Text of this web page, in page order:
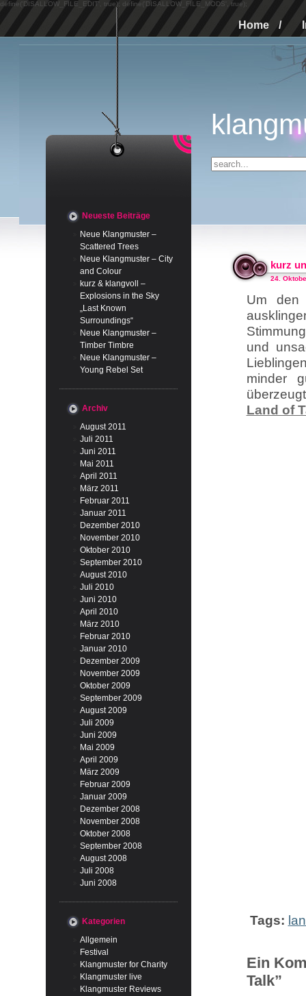
define('DISALLOW_FILE_EDIT', true); define('DISALLOW_FILE_MODS', true);
Home /
Neueste Beiträge
Neue Klangmuster –
Scattered Trees
Neue Klangmuster – City
and Colour
kurz & klangvoll –
Explosions in the Sky
„Last Known
Surroundings“
Neue Klangmuster –
Timber Timbre
Neue Klangmuster –
Young Rebel Set
Archiv
August 2011
Juli 2011
Juni 2011
Mai 2011
April 2011
März 2011
Februar 2011
Januar 2011
Dezember 2010
November 2010
Oktober 2010
September 2010
August 2010
Juli 2010
Juni 2010
April 2010
März 2010
Februar 2010
Januar 2010
Dezember 2009
November 2009
Oktober 2009
September 2009
August 2009
Juli 2009
Juni 2009
Mai 2009
April 2009
März 2009
Februar 2009
Januar 2009
Dezember 2008
November 2008
Oktober 2008
September 2008
August 2008
Juli 2008
Juni 2008
Kategorien
Allgemein
Festival
Klangmuster for Charity
Klangmuster live
Klangmuster Reviews
kurz
24.
Um den
und
minder
Land of
Tags:
Ein
Talk”